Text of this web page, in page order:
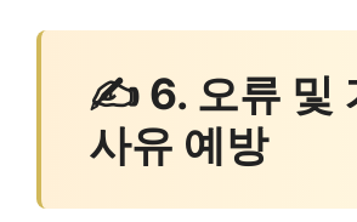
✍ 6. 오류 및
사유 예방